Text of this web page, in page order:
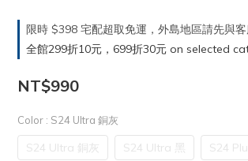
限時 $398 宅配超取免運，外島地區請先與
全館299折10元，699折30元 on selected
NT$990
Color : S24 Ultra 銅灰
S24 Ultra 銅灰 S24 Ultra 黑 S24